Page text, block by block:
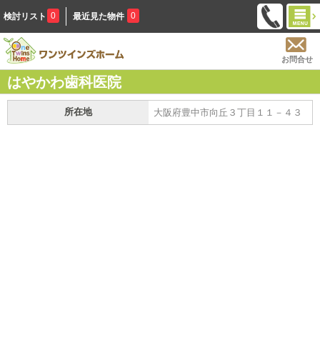
検討リスト 0 最近見た物件 0
お問合せ
はやかわ歯科医院
所在地 大阪府豊中市向丘３丁目１１－４３